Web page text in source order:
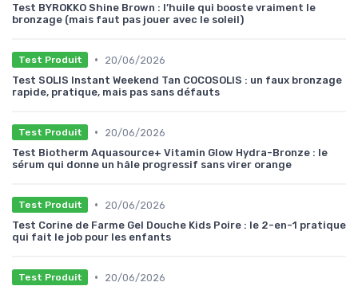
Test BYROKKO Shine Brown : l’huile qui booste vraiment le
bronzage (mais faut pas jouer avec le soleil)
Test Produit •
20/06/2026
Test SOLIS Instant Weekend Tan COCOSOLIS : un faux bronzage
rapide, pratique, mais pas sans défauts
Test Produit •
20/06/2026
Test Biotherm Aquasource+ Vitamin Glow Hydra-Bronze : le
sérum qui donne un hâle progressif sans virer orange
Test Produit •
20/06/2026
Test Corine de Farme Gel Douche Kids Poire : le 2-en-1 pratique
qui fait le job pour les enfants
Test Produit •
20/06/2026